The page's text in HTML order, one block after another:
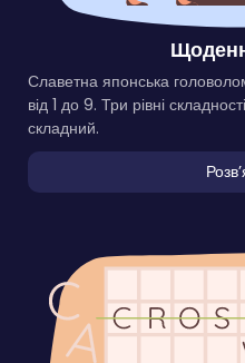
Славетна японська
від 1 до 9. Три рівні
складний.